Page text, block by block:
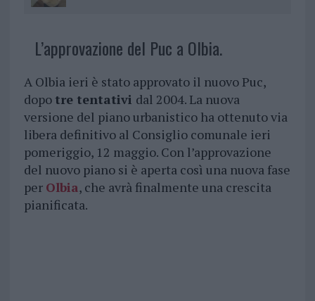
L’approvazione del Puc a Olbia.
A Olbia ieri è stato approvato il nuovo Puc,
dopo tre tentativi dal 2004. La nuova
versione del piano urbanistico ha ottenuto via
libera definitivo al Consiglio comunale ieri
pomeriggio, 12 maggio. Con l’approvazione
del nuovo piano si è aperta così una nuova fase
per Olbia, che avrà finalmente una crescita
pianificata.